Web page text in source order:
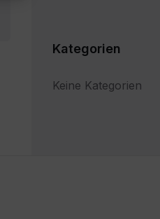
Kategorien
Keine Kategorien